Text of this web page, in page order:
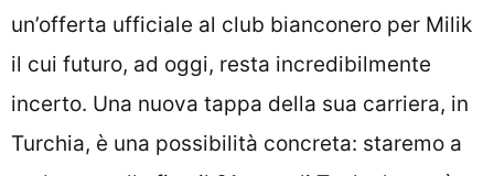
un’offerta ufficiale al club bianconero per Milik
il cui futuro, ad oggi, resta incredibilmente
incerto. Una nuova tappa della sua carriera, in
Turchia, è una possibilità concreta: staremo a